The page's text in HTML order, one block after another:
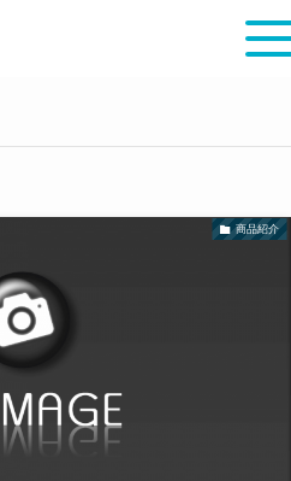
商品紹介